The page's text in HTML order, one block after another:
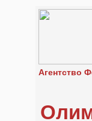
Агентство